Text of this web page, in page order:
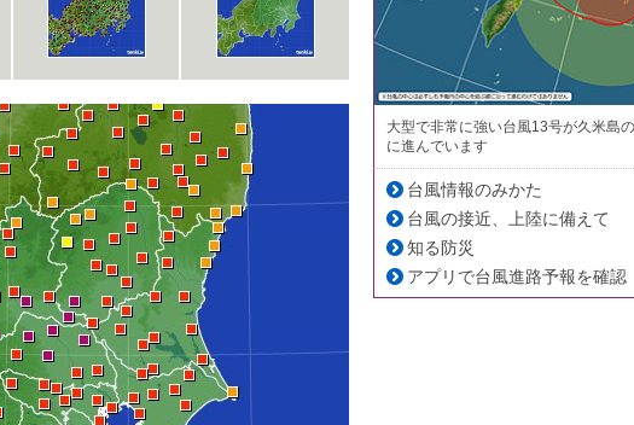
大型で非常に強い台風13号が久米島
に進んでいます
台風情報のみかた
台風の接近、上陸に備えて
知る防災
アプリで台風進路予報を確認